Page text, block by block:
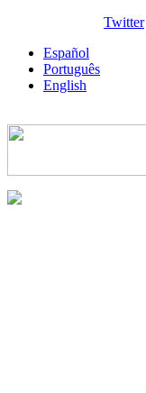
Twitter
Español
Português
English